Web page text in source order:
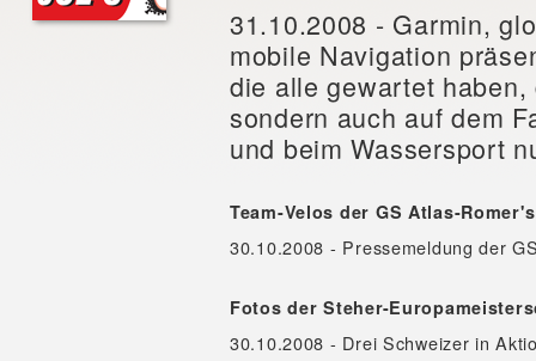
31.10.2008 - Garmin,
mobile Navigation
die alle gewartet
sondern auch auf dem
und beim Wassersport
Team-Velos der GS Atlas-
30.10.2008 - Pressemeldung der
Fotos der Steher-
30.10.2008 - Drei Schweizer in